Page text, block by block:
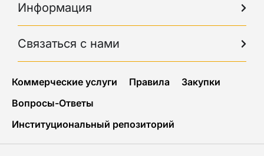
Информация
Связаться с нами
Коммерческие услуги Правила
Закупки
Вопросы-Ответы
Институциональный репозиторий